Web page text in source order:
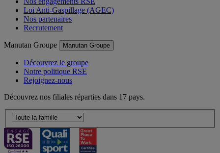
Loi Anti-Gaspillage (AGEC)
Nos partenaires
Recrutement
Manutan Groupe Manutan Groupe
Découvrez le groupe
Notre politique RSE
Rejoignez-nous
Découvrez nos filiales réparties dans 17 pays.